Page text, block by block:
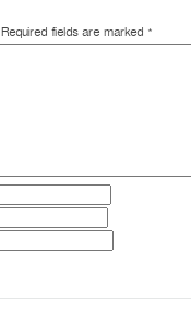
Required fields are marked *